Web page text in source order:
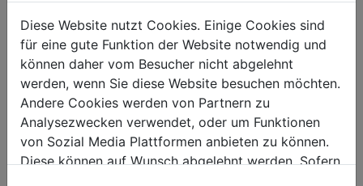
Hladina akustického výkonu [dB(A)] 107
Hmotnost
Brutto [kg] 68
Netto [kg] 62
Diese Website nutzt Cookies. Einige Cookies sind
für eine gute Funktion der Website notwendig und
können daher vom Besucher nicht abgelehnt
werden, wenn Sie diese Website besuchen möchten.
Andere Cookies werden von Partnern zu
Analysezwecken verwendet, oder um Funktionen
von Sozial Media Plattformen anbieten zu können.
Diese können auf Wunsch abgelehnt werden. Sofern